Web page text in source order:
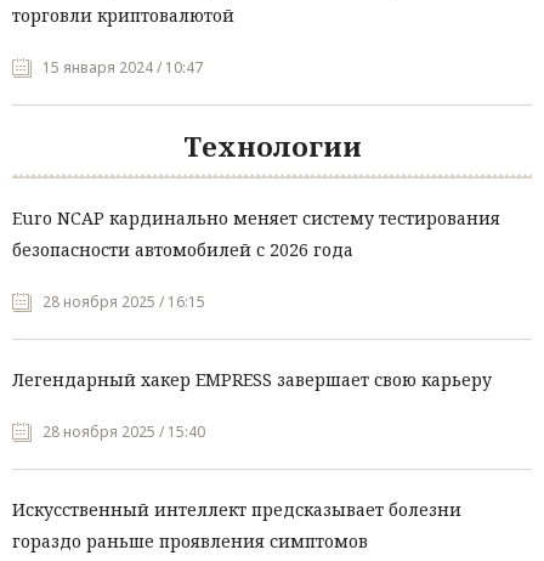
торговли криптовалютой
15 января 2024 / 10:47
Технологии
Euro NCAP кардинально меняет систему тестирования
безопасности автомобилей с 2026 года
28 ноября 2025 / 16:15
Легендарный хакер EMPRESS завершает свою карьеру
28 ноября 2025 / 15:40
Искусственный интеллект предсказывает болезни
гораздо раньше проявления симптомов